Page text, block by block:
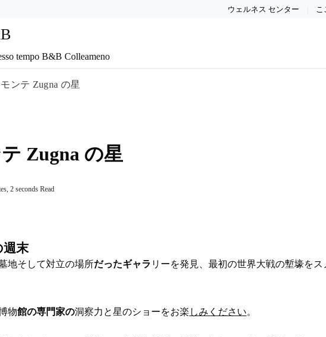
ウェルネス センター
tempo B&B Colleameno
ンテ Zugna の星
Zugna の星
2 seconds Read
週末
地そして対立の場所だったギャラ リーを発見、最初の世界大戦の塹壕を
物館の専門家の洞察力と星のショーをお楽 しみください。